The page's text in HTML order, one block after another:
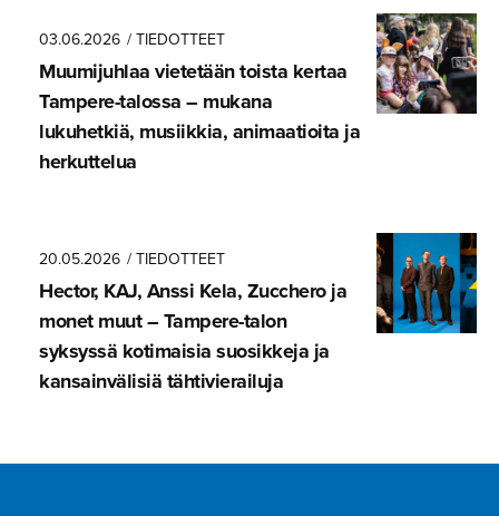
03.06.2026 / TIEDOTTEET
Muumijuhlaa vietetään toista kertaa
Tampere-ta­lossa – mukana
lukuhetkiä, musiikkia, animaatioita ja
herkuttelua
20.05.2026 / TIEDOTTEET
Hector, KAJ, Anssi Kela, Zucchero ja
monet muut – Tampere-talon
syksyssä kotimaisia suosikkeja ja
kansainvä­lisiä tähtivie­railuja